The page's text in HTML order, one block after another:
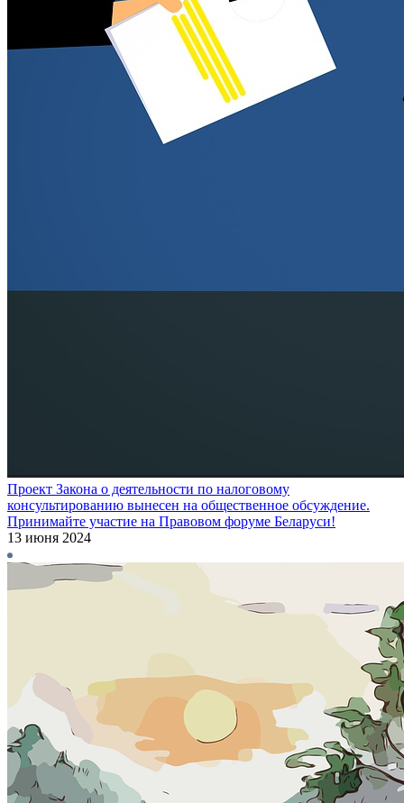
Проект Закона о деятельности по налоговому
консультированию вынесен на общественное обсуждение.
Принимайте участие на Правовом форуме Беларуси!
13 июня 2024